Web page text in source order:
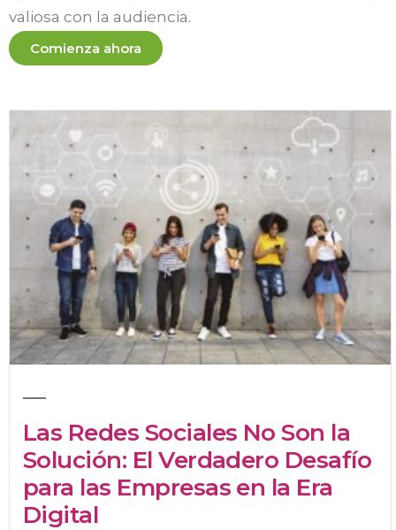
valiosa con la audiencia.
Comienza ahora
Las Redes Sociales No Son la
Solución: El Verdadero Desafío
para las Empresas en la Era
Digital